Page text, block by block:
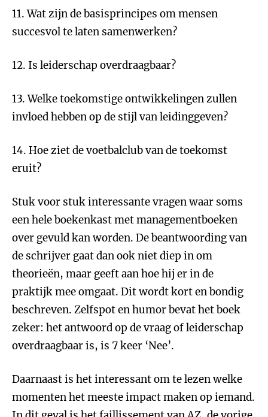
11. Wat zijn de basisprincipes om mensen
succesvol te laten samenwerken?
12. Is leiderschap overdraagbaar?
13. Welke toekomstige ontwikkelingen zullen
invloed hebben op de stijl van leidinggeven?
14. Hoe ziet de voetbalclub van de toekomst
eruit?
Stuk voor stuk interessante vragen waar soms
een hele boekenkast met managementboeken
over gevuld kan worden. De beantwoording van
de schrijver gaat dan ook niet diep in om
theorieën, maar geeft aan hoe hij er in de
praktijk mee omgaat. Dit wordt kort en bondig
beschreven. Zelfspot en humor bevat het boek
zeker: het antwoord op de vraag of leiderschap
overdraagbaar is, is 7 keer ‘Nee’.
Daarnaast is het interessant om te lezen welke
momenten het meeste impact maken op iemand.